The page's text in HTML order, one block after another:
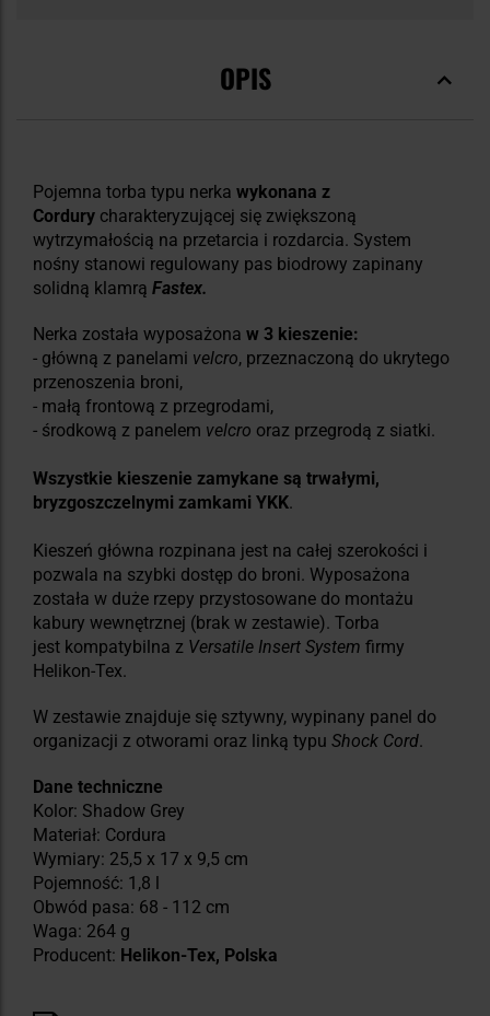
OPIS
Pojemna torba typu nerka wykonana z
Cordury charakteryzującej się zwiększoną
wytrzymałością na przetarcia i rozdarcia. System
nośny stanowi regulowany pas biodrowy zapinany
solidną klamrą Fastex.
Nerka została wyposażona w 3 kieszenie:
- główną z panelami velcro, przeznaczoną do ukrytego
przenoszenia broni,
- małą frontową z przegrodami,
- środkową z panelem velcro oraz przegrodą z siatki.
Wszystkie kieszenie zamykane są trwałymi,
bryzgoszczelnymi zamkami YKK.
Kieszeń główna rozpinana jest na całej szerokości i
pozwala na szybki dostęp do broni. Wyposażona
została w duże rzepy przystosowane do montażu
kabury wewnętrznej (brak w zestawie). Torba
jest kompatybilna z Versatile Insert System firmy
Helikon-Tex.
W zestawie znajduje się sztywny, wypinany panel do
organizacji z otworami oraz linką typu Shock Cord.
Dane techniczne
Kolor: Shadow Grey
Materiał: Cordura
Wymiary: 25,5 x 17 x 9,5 cm
Pojemność: 1,8 l
Obwód pasa: 68 - 112 cm
Waga: 264 g
Producent: Helikon-Tex, Polska